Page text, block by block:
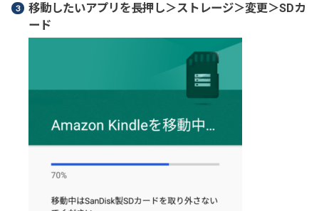
移動したいアプリを長押し＞ストレージ＞変更＞SDカ
ード